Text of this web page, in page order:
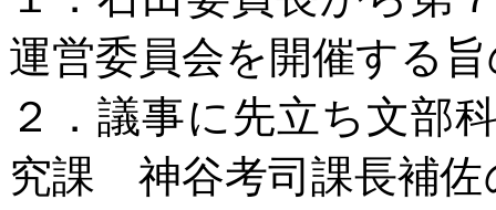
運営委員会を開催する
２．議事に先立ち文部
究課 神谷考司課長補佐